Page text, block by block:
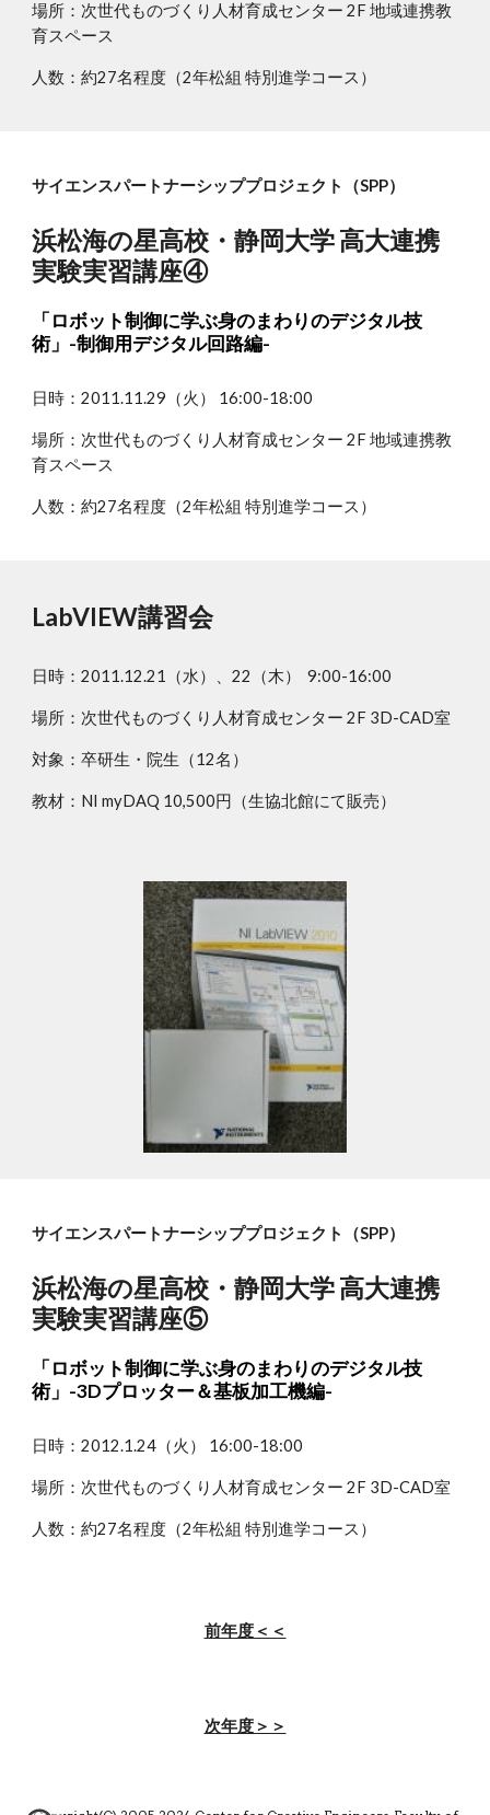
場所：次世代ものづくり人材育成センター 2F 地域連携教
育スペース
人数：約27名程度（2年松組 特別進学コース）
サイエンスパートナーシッププロジェクト（SPP）
浜松海の星高校・静岡大学 高大連携
実験実習講座④
「ロボット制御に学ぶ身のまわりのデジタル技
術」-制御用デジタル回路編-
日時：2011.11.29（火） 16:00-18:00
場所：次世代ものづくり人材育成センター 2F 地域連携教
育スペース
人数：約27名程度（2年松組 特別進学コース）
LabVIEW講習会
日時：2011.12.21（水）、22（木）  9:00-16:00
場所：次世代ものづくり人材育成センター 2F 3D-CAD室
対象：卒研生・院生（12名）
教材：NI myDAQ 10,500円（生協北館にて販売）
サイエンスパートナーシッププロジェクト（SPP）
浜松海の星高校・静岡大学 高大連携
実験実習講座⑤
「ロボット制御に学ぶ身のまわりのデジタル技
術」-3Dプロッター＆基板加工機編-
日時：2012.1.24（火） 16:00-18:00
場所：次世代ものづくり人材育成センター 2F 3D-CAD室
人数：約27名程度（2年松組 特別進学コース）
前年度＜＜
次年度＞＞